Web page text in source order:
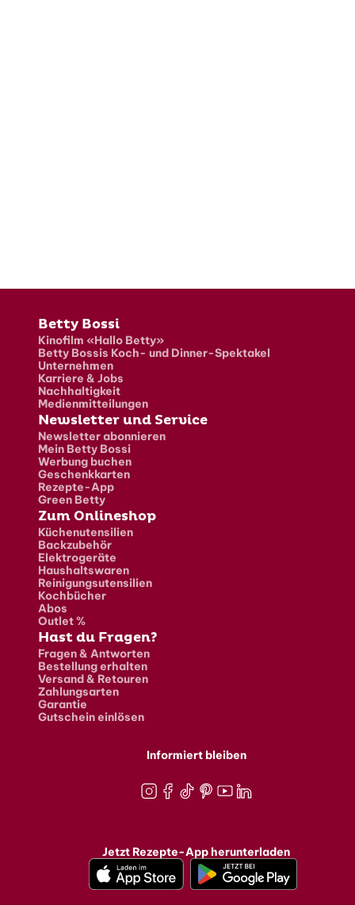
Fusszeile
Betty Bossi
Kinofilm «Hallo Betty»
Betty Bossis Koch- und Dinner-Spektakel
Unternehmen
Karriere & Jobs
Nachhaltigkeit
Medienmitteilungen
Newsletter und Service
Newsletter abonnieren
Mein Betty Bossi
Werbung buchen
Geschenkkarten
Rezepte-App
Green Betty
Zum Onlineshop
Küchenutensilien
Backzubehör
Elektrogeräte
Haushaltswaren
Reinigungsutensilien
Kochbücher
Abos
Outlet %
Hast du Fragen?
Fragen & Antworten
Bestellung erhalten
Versand & Retouren
Zahlungsarten
Garantie
Gutschein einlösen
Informiert bleiben
Jetzt Rezepte-App herunterladen